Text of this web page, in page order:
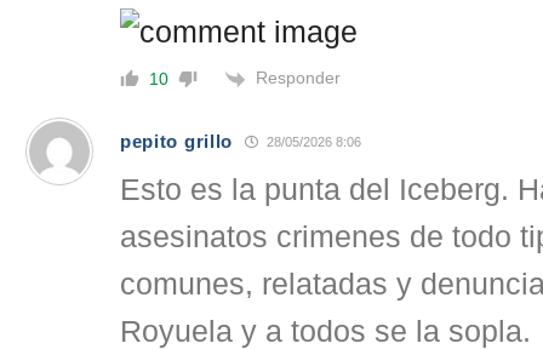
10 Responder
pepito grillo 28/05/2026 8:06
Esto es la punta del Iceberg.
asesinatos crimenes de todo
comunes, relatadas y
Royuela y a todos se la sopla.